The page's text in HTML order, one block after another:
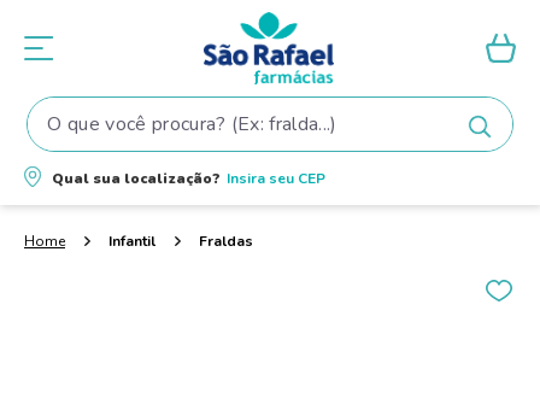
O que você procura? (Ex: fralda...)
Qual sua localização? Insira seu CEP
Infantil Fraldas
Termos mais buscados
1º fralda
shampoo